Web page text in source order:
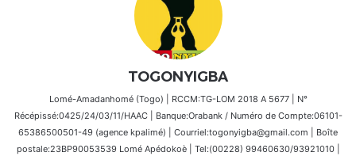
TOGONYIGBA
Lomé-Amadanhomé (Togo) | RCCM:TG-LOM 2018 A 5677 | N°
Récépissé:0425/24/03/11/HAAC | Banque:Orabank / Numéro de Compte:06101-
65386500501-49 (agence kpalimé) | Courriel:togonyigba@gmail.com | Boîte
postale:23BP90053539 Lomé Apédokoè | Tel:(00228) 99460630/93921010 |